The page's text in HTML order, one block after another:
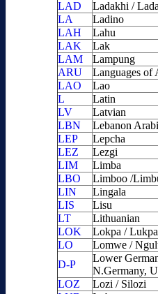
LAD
Ladakhi / Lada
LA
Ladino
LAH
Lahu
LAK
Lak
LAM
Lampung
ARU
Languages of
LAO
Lao
L
Latin
LV
Latvian
LBN
Lebanon
LEP
Lepcha
LEZ
Lezgi
LIM
Limba
LBO
Limboo /
LIN
Lingala
LIS
Lisu
LT
Lithuanian
LOK
Lokpa / Lukpa
LO
Lomwe /
D-P
Lower
N.Germany,
LOZ
Lozi / Silozi